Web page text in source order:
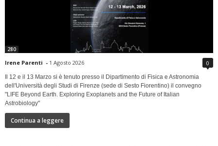
280
Irene Parenti - 1 Agosto 2026 0
Il 12 e il 13 Marzo si è tenuto presso il Dipartimento di Fisica e Astronomia
dell'Università degli Studi di Firenze (sede di Sesto Fiorentino) il convegno
"LIFE Beyond Earth. Exploring Exoplanets and the Future of Italian
Astrobiology"
Continua a leggere